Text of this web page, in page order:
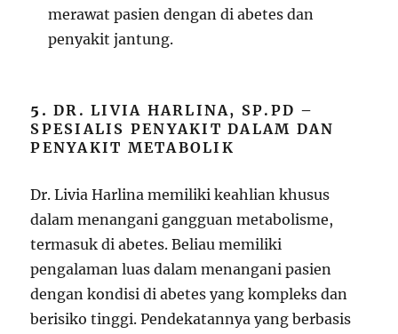
merawat pasien dengan di abetes dan
penyakit jantung.
5.DR. LIVIA HARLINA, SP.PD –
SPESIALIS PENYAKIT DALAM DAN
PENYAKIT METABOLIK
Dr. Livia Harlina memiliki keahlian khusus
dalam menangani gangguan metabolisme,
termasuk di abetes. Beliau memiliki
pengalaman luas dalam menangani pasien
dengan kondisi di abetes yang kompleks dan
berisiko tinggi. Pendekatannya yang berbasis